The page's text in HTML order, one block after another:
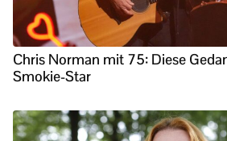
Chris Norman mit 75: Diese
Smokie-Star